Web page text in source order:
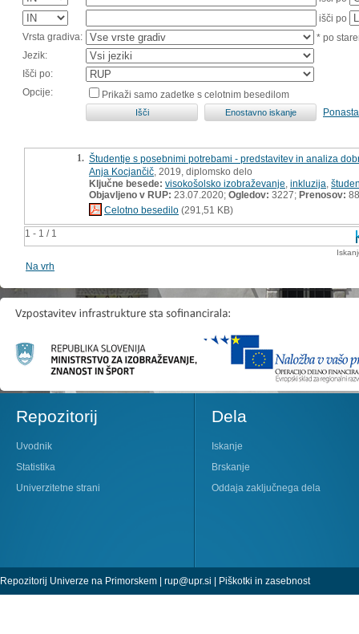
išči po
Vrsta gradiva:
* po
Jezik:
Išči po:
Opcije:
Prikaži samo zadetke s celotnim besedilom
1 - 1 / 1
1. Študentje s posebnimi potrebami - predstavitev in analiza
Anja Kocjančič , 2019, diplomsko delo
Ključne besede: visokošolsko izobraževanje inkluzija
Objavljeno v RUP: 23.07.2020; Ogledov: 3227; Prenosov: 88
Celotno besedilo (291,51 KB)
Na vrh
Repozitorij
Uvodnik
Statistika
Univerzitetne strani
Dela
Iskanje
Brskanje
Oddaja zaključnega dela
Repozitorij Univerze na Primorskem | rup@upr.si | Piškotki in zasebnost